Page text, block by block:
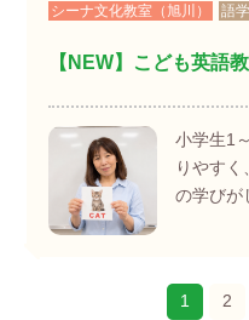
シーナ文化教室（旭川） 語学
【NEW】こども英語
小学生1
りやす
の学びが
1 2